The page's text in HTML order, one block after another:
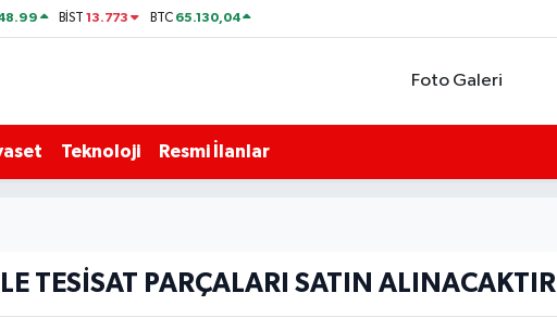
BİST13.773 BTC 65.130,04
Foto Galeri
Teknoloji Resmi İlanlar
TESİSAT PARÇALARI SATIN ALINACAKTIR